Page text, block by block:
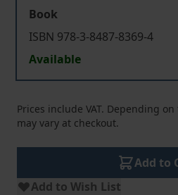
Book
ISBN 978-3-8487-8369-4
Available
Prices include VAT. Depending
may vary at checkout.
Add to
Add to Wish List